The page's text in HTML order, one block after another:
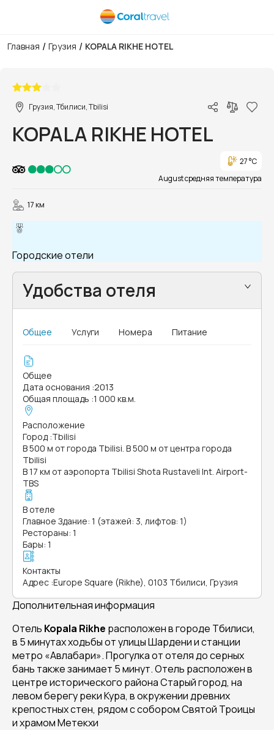
Главная / Грузия / KOPALA RIKHE HOTEL
Грузия, Тбилиси, Tbilisi
KOPALA RIKHE HOTEL
27 °C
August средняя температура
17 км
Городские отели
Удобства отеля
Общее Услуги Номера Питание
Общее
Дата основания :2013
Общая площадь :1 000 кв.м.
Расположение
Город :Tbilisi
В 500 м от города Tbilisi. В 500 м от центра города
Tbilisi
В 17 км от аэропорта Tbilisi Shota Rustaveli Int. Airport-
TBS
В отеле
Главное Здание: 1 (этажей: 3, лифтов: 1)
Рестораны: 1
Бары: 1
Контакты
Адрес :Europe Square (Rikhe), 0103 Тбилиси, Грузия
Дополнительная информация
Отель Kopala Rikhe расположен в городе Тбилиси,
в 5 минутах ходьбы от улицы Шардени и станции
метро «Авлабари». Прогулка от отеля до серных
бань также занимает 5 минут. Отель расположен в
центре исторического района Старый город, на
левом берегу реки Кура, в окружении древних
крепостных стен, рядом с собором Святой Троицы
и храмом Метекхи